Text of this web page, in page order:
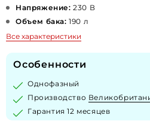
Напряжение: 230 В
Объем бака: 190 л
Все характеристики
Особенности
Однофазный
Производство
Гарантия 12 месяцев